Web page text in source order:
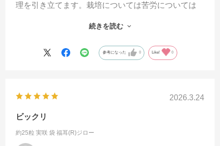
理を引き立てます。栽培については苦労については
いて長期の日照りはダメージが大きいと思います。
私の対策は様子を見ながら追肥と灌水をすることで
す。収穫はたくさん撮れますので友人などが楽しみ
勧めします。
続きを読む
参考になった 0 Like! 0
2026.3.24
ビックリ
約25粒 実咲 袋 福耳(R)ジロー